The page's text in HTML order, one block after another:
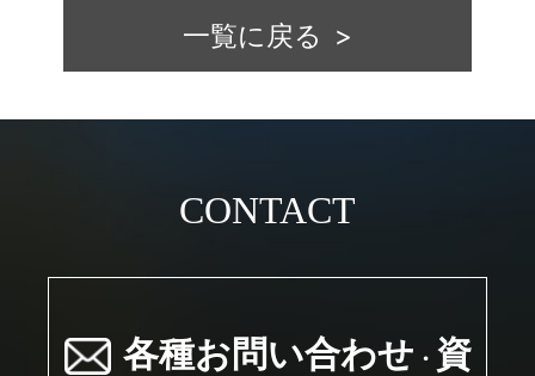
一覧に戻る
CONTACT
各種お問い合わせ ・ 資